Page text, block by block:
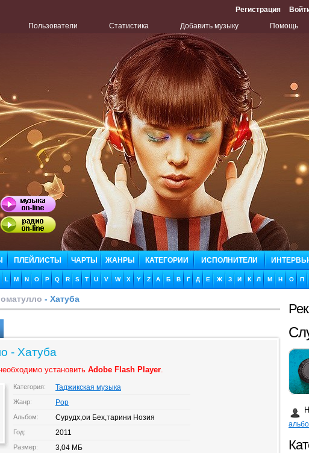
Регистрация
Пользователи Статистика Добавить музыку Помощь
ПЛЕЙЛИСТЫ ЧАРТЫ ЖАНРЫ КАТЕГОРИИ ИСПОЛНИТЕЛИ
L M N O P Q R S T U V W X Y Z А Б В Г Д Е Ж З И К Л М Н О П
- Хатуба
- Хатуба
установить Adobe Flash Player.
Категория: Таджикская музыка
Жанр: Pop
Альбом: Сурудх,ои Бех,тарини Нозия
Год: 2011
Размер: 3,04 МБ